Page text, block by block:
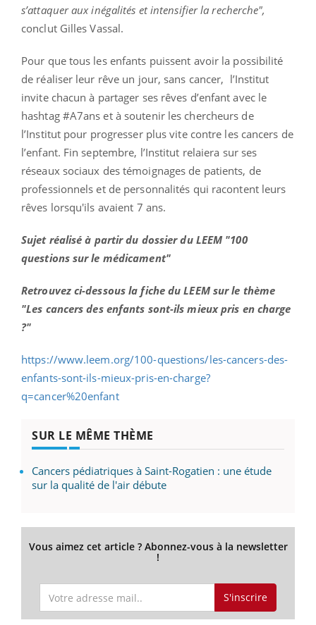
s’attaquer aux inégalités et intensifier la recherche",
conclut Gilles Vassal.
Pour que tous les enfants puissent avoir la possibilité
de réaliser leur rêve un jour, sans cancer, l’Institut
invite chacun à partager ses rêves d’enfant avec le
hashtag #A7ans et à soutenir les chercheurs de
l’Institut pour progresser plus vite contre les cancers de
l’enfant. Fin septembre, l’Institut relaiera sur ses
réseaux sociaux des témoignages de patients, de
professionnels et de personnalités qui racontent leurs
rêves lorsqu'ils avaient 7 ans.
Sujet réalisé à partir du dossier du LEEM "100
questions sur le médicament"
Retrouvez ci-dessous la fiche du LEEM sur le thème
"Les cancers des enfants sont-ils mieux pris en charge
?"
https://www.leem.org/100-questions/les-cancers-des-
enfants-sont-ils-mieux-pris-en-charge?
q=cancer%20enfant
SUR LE MÊME THÈME
Cancers pédiatriques à Saint-Rogatien : une étude
sur la qualité de l'air débute
Vous aimez cet article ? Abonnez-vous à la newsletter
!
S'inscrire